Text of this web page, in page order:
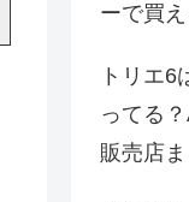
ーで買
トリエ6
ってる
販売店